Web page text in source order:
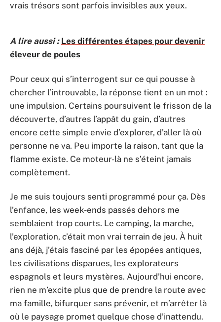
vrais trésors sont parfois invisibles aux yeux.
A lire aussi : Les différentes étapes pour devenir
éleveur de poules
Pour ceux qui s’interrogent sur ce qui pousse à
chercher l’introuvable, la réponse tient en un mot :
une impulsion. Certains poursuivent le frisson de la
découverte, d’autres l’appât du gain, d’autres
encore cette simple envie d’explorer, d’aller là où
personne ne va. Peu importe la raison, tant que la
flamme existe. Ce moteur-là ne s’éteint jamais
complètement.
Je me suis toujours senti programmé pour ça. Dès
l’enfance, les week-ends passés dehors me
semblaient trop courts. Le camping, la marche,
l’exploration, c’était mon vrai terrain de jeu. À huit
ans déjà, j’étais fasciné par les épopées antiques,
les civilisations disparues, les explorateurs
espagnols et leurs mystères. Aujourd’hui encore,
rien ne m’excite plus que de prendre la route avec
ma famille, bifurquer sans prévenir, et m’arrêter là
où le paysage promet quelque chose d’inattendu.